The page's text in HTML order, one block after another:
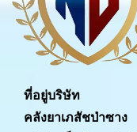
ที่อยู่บริษัท
คลังยาเภสัชป่าซาง